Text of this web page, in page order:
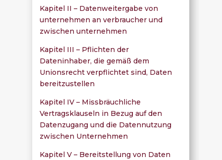
Kapitel II – Datenweitergabe von
unternehmen an verbraucher und
zwischen unternehmen
Kapitel III – Pflichten der
Dateninhaber, die gemäß dem
Unionsrecht verpflichtet sind, Daten
bereitzustellen
Kapitel IV – Missbräuchliche
Vertragsklauseln in Bezug auf den
Datenzugang und die Datennutzung
zwischen Unternehmen
Kapitel V – Bereitstellung von Daten